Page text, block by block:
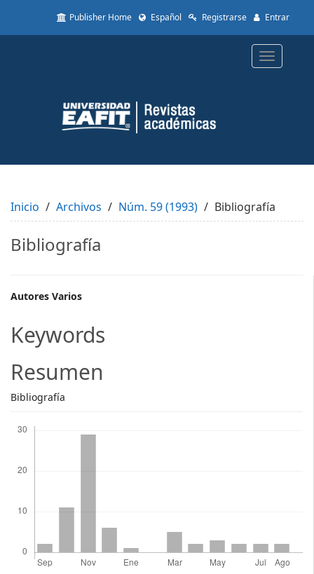
to
Content
Sidebar
Publisher Home Español Registrarse Entrar
Toggle
Inicio Archivos Núm. 59 (1993) Bibliografía
Bibliografía
Main
Article
Content
Autores Varios
Keywords
Resumen
Bibliografía